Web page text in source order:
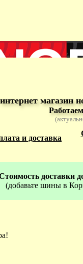
магазин
и доставка
доставки
(добавьте шины в